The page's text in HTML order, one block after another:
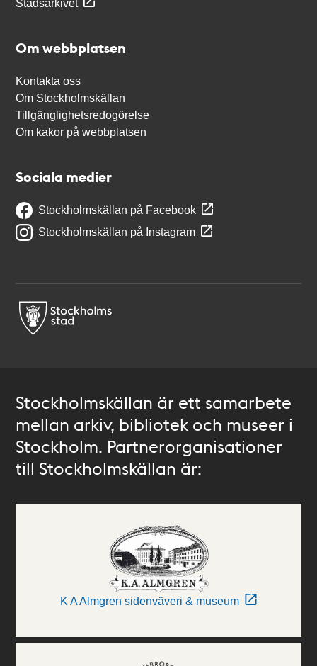
Stadsarkivet
Om webbplatsen
Kontakta oss
Om Stockholmskällan
Tillgänglighetsredogörelse
Om kakor på webbplatsen
Sociala medier
Stockholmskällan på Facebook
Stockholmskällan på Instagram
Stockholmskällan är ett samarbete
mellan arkiv, bibliotek och museer i
Stockholm. Partnerorganisationer
till Stockholmskällan är:
K A Almgren sidenväveri & museum